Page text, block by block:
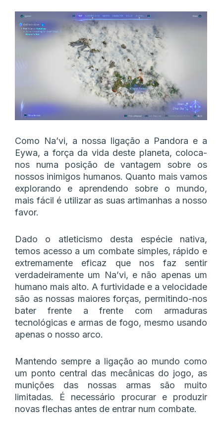
Como Na’vi, a nossa ligação a Pandora e a
Eywa, a força da vida deste planeta, coloca-
nos numa posição de vantagem sobre os
nossos inimigos humanos. Quanto mais vamos
explorando e aprendendo sobre o mundo,
mais fácil é utilizar as suas artimanhas a nosso
favor.
Dado o atleticismo desta espécie nativa,
temos acesso a um combate simples, rápido e
extremamente eficaz que nos faz sentir
verdadeiramente um Na’vi, e não apenas um
humano mais alto. A furtividade e a velocidade
são as nossas maiores forças, permitindo-nos
bater frente a frente com armaduras
tecnológicas e armas de fogo, mesmo usando
apenas o nosso arco.
Mantendo sempre a ligação ao mundo como
um ponto central das mecânicas do jogo, as
munições das nossas armas são muito
limitadas. É necessário procurar e produzir
novas flechas antes de entrar num combate.